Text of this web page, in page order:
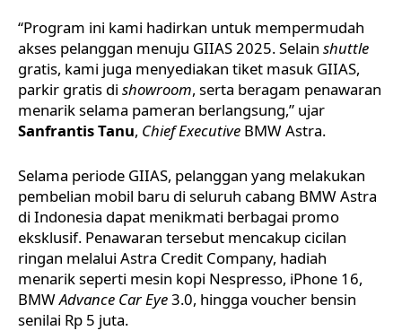
“Program ini kami hadirkan untuk mempermudah
akses pelanggan menuju GIIAS 2025. Selain shuttle
gratis, kami juga menyediakan tiket masuk GIIAS,
parkir gratis di showroom, serta beragam penawaran
menarik selama pameran berlangsung,” ujar
Sanfrantis Tanu, Chief Executive BMW Astra.
Selama periode GIIAS, pelanggan yang melakukan
pembelian mobil baru di seluruh cabang BMW Astra
di Indonesia dapat menikmati berbagai promo
eksklusif. Penawaran tersebut mencakup cicilan
ringan melalui Astra Credit Company, hadiah
menarik seperti mesin kopi Nespresso, iPhone 16,
BMWAdvance Car Eye3.0, hingga voucher bensin
senilai Rp 5 juta.